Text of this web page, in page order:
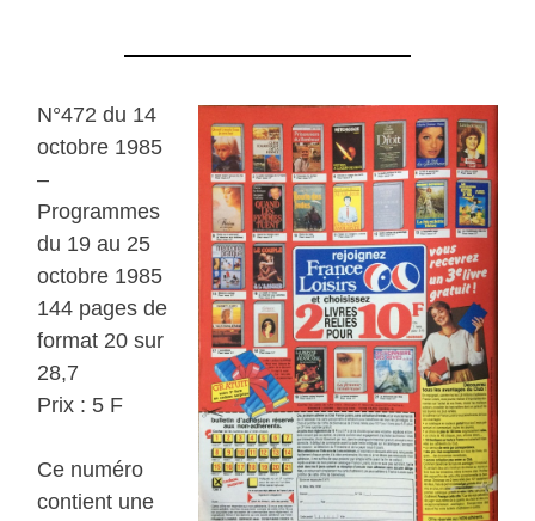
N°472 du 14
octobre 1985
–
Programmes
du 19 au 25
octobre 1985
144 pages de
format 20 sur
28,7
Prix : 5 F
Ce numéro
contient une